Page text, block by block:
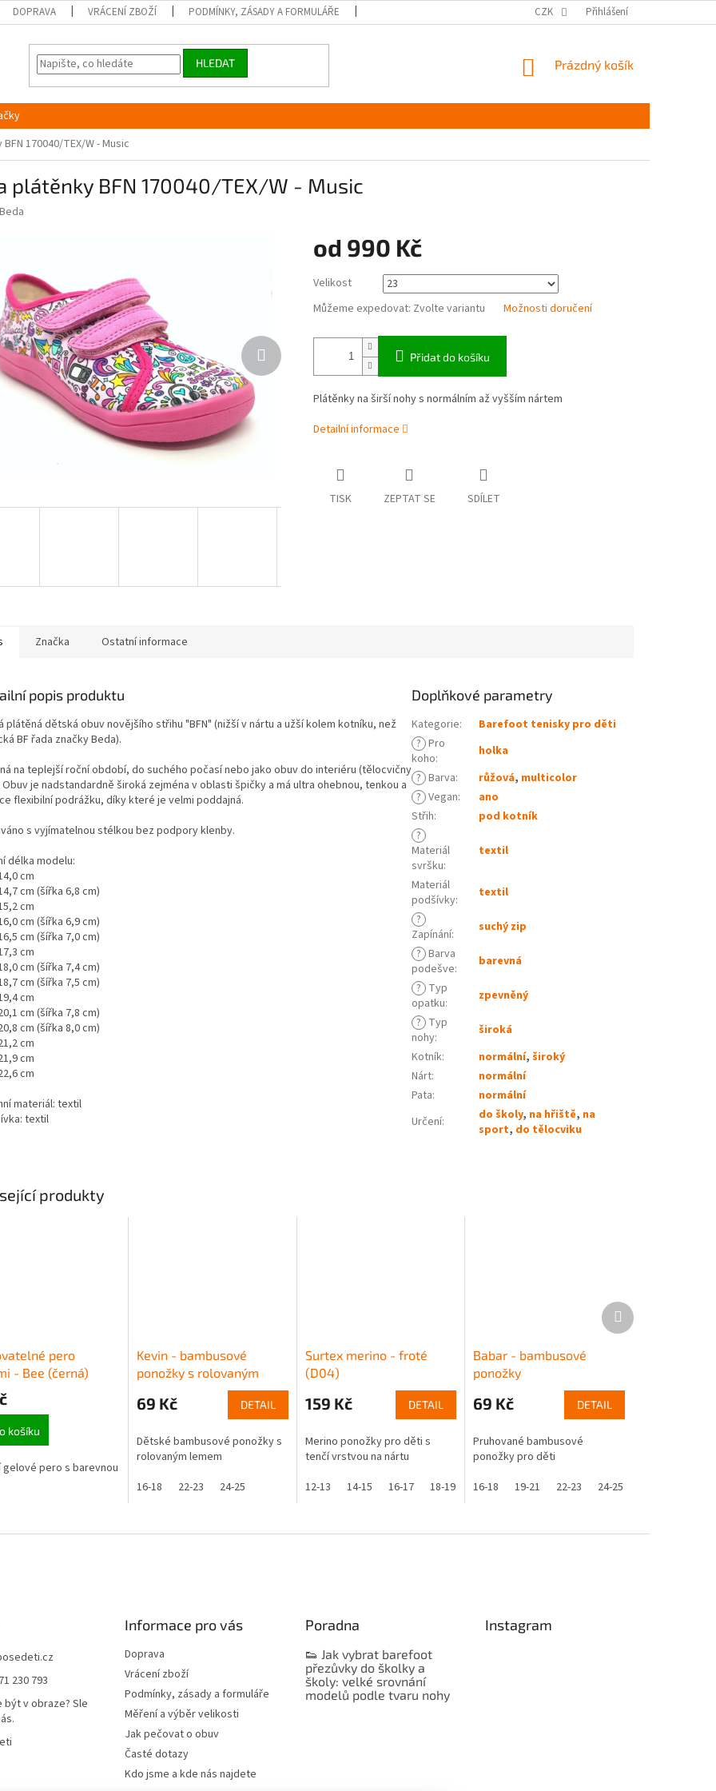
DOPRAVA VRÁCENÍ ZBOŽÍ PODMÍNKY, ZÁSADY A FORMULÁŘE JAK PEČOVAT O OBUV
CZK Přihlášení
HLEDAT
NÁKUPNÍ
Prázdný košík
170040/TEX/W - Music
plátěnky BFN 170040/TEX/W - Music
Beda
od 990 Kč
cena:
Velikost
Můžeme expedovat: Zvolte variantu Možnosti doručení
Přidat do košíku
Plátěnky na širší nohy s normálním až vyšším nártem
Detailní informace
TISK ZEPTAT SE SDÍLET
produkty
pero
- Bee (černá)
košíku
gelové pero s barevnou
Kevin - bambusové
ponožky s rolovaným
69 Kč DETAIL
Dětské bambusové ponožky s
rolovaným lemem
16-18
22-23 24-25
Surtex merino - froté
(D04)
159 Kč DETAIL
Merino ponožky pro děti s
tenčí vrstvou na nártu
12-13
14-15 16-17 18-19 20-21 22-23
Babar - bambusové
ponožky
69 Kč DETAIL
Pruhované bambusové
ponožky pro děti
16-18
19-21 22-23 24-25
Další
produkt
Značka Ostatní informace
popis produktu
plátěná dětská obuv novějšího střihu "BFN" (nižší v nártu a užší kolem kotníku, než
BF řada značky Beda).
na teplejší roční období, do suchého počasí nebo jako obuv do interiéru (tělocvičny
Obuv je nadstandardně široká zejména v oblasti špičky a má ultra ohebnou, tenkou a
flexibilní podrážku, díky které je velmi poddajná.
s vyjímatelnou stélkou bez podpory klenby.
délka modelu:
cm
cm (šířka 6,8 cm)
cm
cm (šířka 6,9 cm)
cm (šířka 7,0 cm)
cm
cm (šířka 7,4 cm)
cm (šířka 7,5 cm)
cm
cm (šířka 7,8 cm)
cm (šířka 8,0 cm)
cm
cm
cm
materiál: textil
textil
Doplňkové parametry
Kategorie:
Barefoot tenisky pro děti
? Pro
koho:
holka
? Barva: růžová, multicolor
? Vegan:
ano
Střih:
pod kotník
?
Materiál
svršku:
textil
Materiál
podšívky:
textil
?
Zapínání:
suchý zip
? Barva
podešve:
barevná
? Typ
opatku:
zpevněný
? Typ
nohy:
široká
Kotník: normální,široký
Nárt:
normální
Pata:
normální
Určení: do školy, na hřiště, na
sport, do tělocviku
230 793
být v obraze? Sle
Informace pro vás
Doprava
Vrácení zboží
Podmínky, zásady a formuláře
Měření a výběr velikosti
Jak pečovat o obuv
Časté dotazy
Kdo jsme a kde nás najdete
Poradna
👟 Jak vybrat barefoot
přezůvky do školky a
školy: velké srovnání
modelů podle tvaru nohy
Instagram